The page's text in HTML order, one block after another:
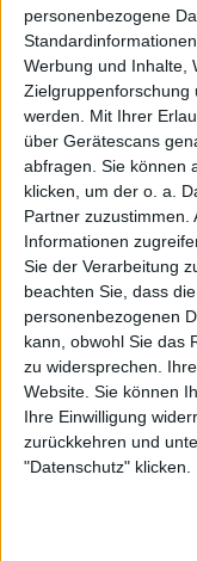
personenbezogene
Werbung und Inhalte,
Zielgruppenforschung
werden.
Mit Ihrer
über Gerätescans
abfragen. Sie können
klicken, um der o. a.
Partner zuzustimmen.
Informationen
Sie der Verarbeitung
beachten Sie, dass
personenbezogenen
kann, obwohl Sie das
zu widersprechen.
Website. Sie können
Ihre Einwilligung
zurückkehren und
"Datenschutz" klicken.
Die Spielfreude
Bestehens nicht
bei dem sich
Anleihen treffen auf
Symphonic-Metal
Nomen est Omen,
seinem Namen alle
eine unbeschwerte
Gedankenwelt von
verträumten
beschlossen. Eine
Experimente
Astral Aeons
Fazit: SIRENIA
Symphonic-Metal